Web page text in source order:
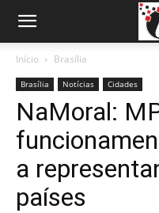
Início Brasília
Brasília Notícias Cidades
NaMoral:
a
países